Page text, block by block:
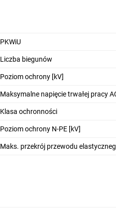
PKWiU
Liczba biegunów
Poziom ochrony [kV]
Maksymalne napięcie trwałej pracy
Klasa ochronności
Poziom ochrony N-PE [kV]
Maks. przekrój przewodu